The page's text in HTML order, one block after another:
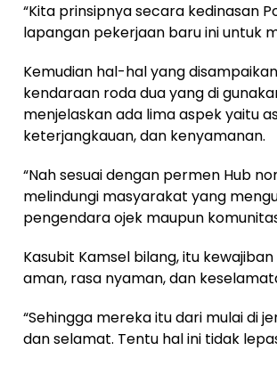
“Kita prinsipnya secara kedinasan
lapangan pekerjaan baru ini untuk
Kemudian hal-hal yang
kendaraan roda dua yang di
menjelaskan ada lima aspek yaitu
keterjangkauan, dan kenyamanan.
“Nah sesuai dengan permen Hub
melindungi masyarakat yang
pengendara ojek maupun
Kasubit Kamsel bilang, itu
aman, rasa nyaman, dan
“Sehingga mereka itu dari mulai di
dan selamat. Tentu hal ini tidak